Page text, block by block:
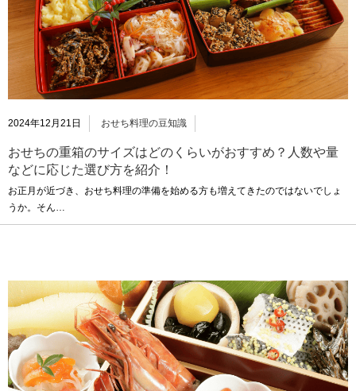
2024年12月21日 おせち料理の豆知識
おせちの重箱のサイズはどのくらいがおすすめ？人数や量
などに応じた選び方を紹介！
お正月が近づき、おせち料理の準備を始める方も増えてきたのではないでしょ
うか。そん…